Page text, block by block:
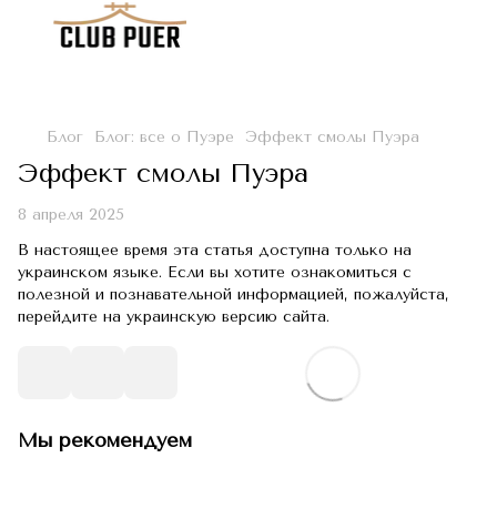
Блог Блог: все о Пуэре Эффект смолы Пуэра
Эффект смолы Пуэра
8 апреля 2025
В настоящее время эта статья доступна только на
украинском языке. Если вы хотите ознакомиться с
полезной и познавательной информацией, пожалуйста,
перейдите на украинскую версию сайта.
Мы рекомендуем